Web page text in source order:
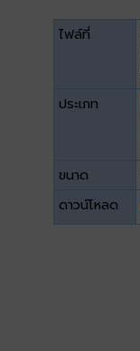
ไฟล์ที่
ประเภท
ขนาด
ดาวน์โหลด